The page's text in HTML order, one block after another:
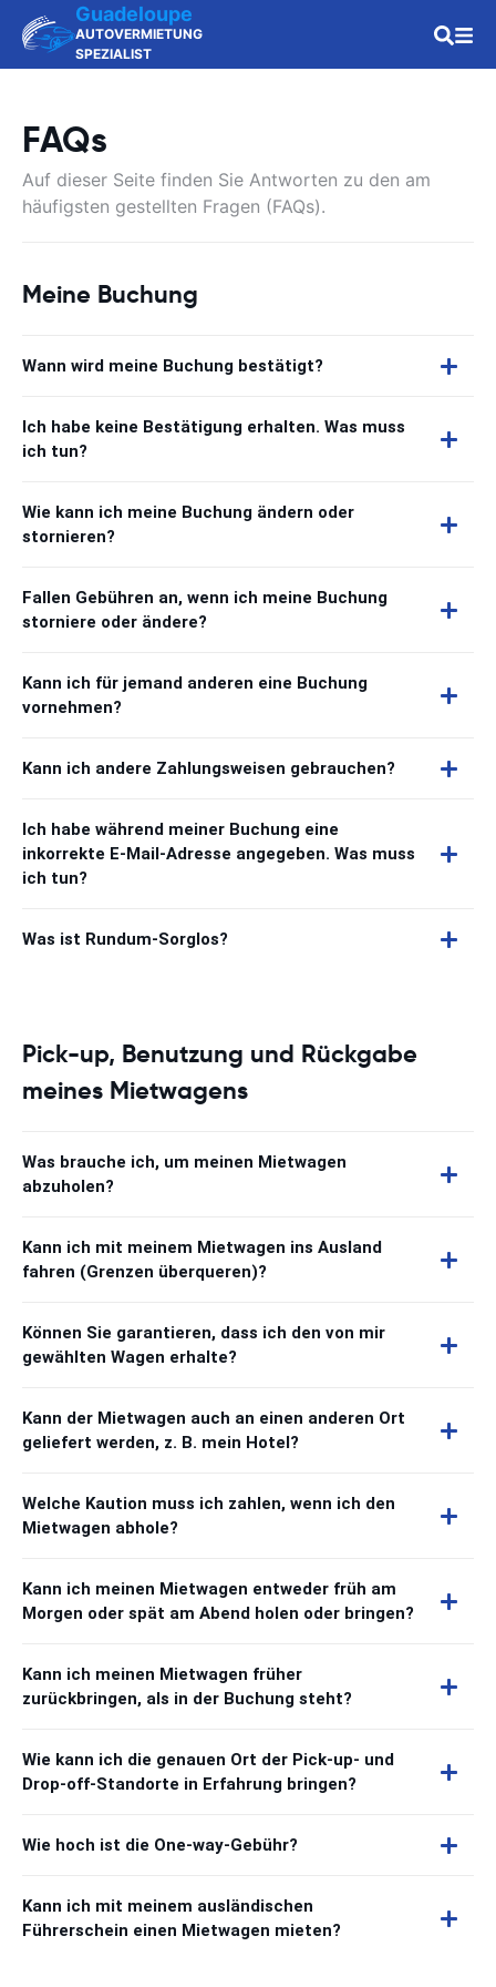
Guadeloupe
AUTOVERMIETUNG
SPEZIALIST
FAQs
Auf dieser Seite finden Sie Antworten zu den am
häufigsten gestellten Fragen (FAQs).
Meine Buchung
Wann wird meine Buchung bestätigt?
Ich habe keine Bestätigung erhalten. Was muss
ich tun?
Wie kann ich meine Buchung ändern oder
stornieren?
Fallen Gebühren an, wenn ich meine Buchung
storniere oder ändere?
Kann ich für jemand anderen eine Buchung
vornehmen?
Kann ich andere Zahlungsweisen gebrauchen?
Ich habe während meiner Buchung eine
inkorrekte E-Mail-Adresse angegeben. Was muss
ich tun?
Was ist Rundum-Sorglos?
Pick-up, Benutzung und Rückgabe
meines Mietwagens
Was brauche ich, um meinen Mietwagen
abzuholen?
Kann ich mit meinem Mietwagen ins Ausland
fahren (Grenzen überqueren)?
Können Sie garantieren, dass ich den von mir
gewählten Wagen erhalte?
Kann der Mietwagen auch an einen anderen Ort
geliefert werden, z. B. mein Hotel?
Welche Kaution muss ich zahlen, wenn ich den
Mietwagen abhole?
Kann ich meinen Mietwagen entweder früh am
Morgen oder spät am Abend holen oder bringen?
Kann ich meinen Mietwagen früher
zurückbringen, als in der Buchung steht?
Wie kann ich die genauen Ort der Pick-up- und
Drop-off-Standorte in Erfahrung bringen?
Wie hoch ist die One-way-Gebühr?
Kann ich mit meinem ausländischen
Führerschein einen Mietwagen mieten?